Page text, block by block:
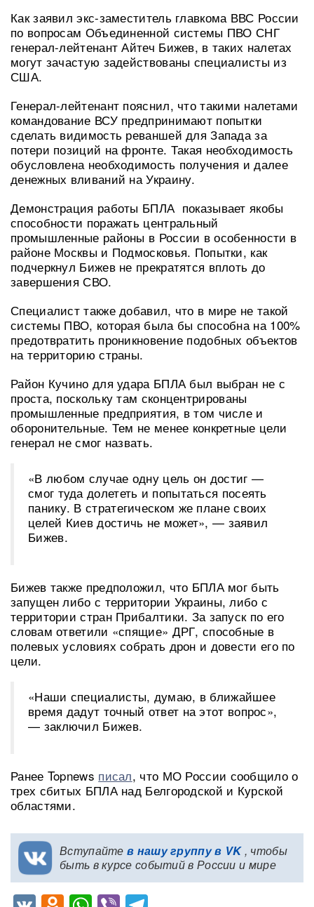
Как заявил экс-заместитель главкома ВВС России
по вопросам Объединенной системы ПВО СНГ
генерал-лейтенант Айтеч Бижев, в таких налетах
могут зачастую задействованы специалисты из
США.
Генерал-лейтенант пояснил, что такими налетами
командование ВСУ предпринимают попытки
сделать видимость реваншей для Запада за
потери позиций на фронте. Такая необходимость
обусловлена необходимость получения и далее
денежных вливаний на Украину.
Демонстрация работы БПЛА показывает якобы
способности поражать центральный
промышленные районы в России в особенности в
районе Москвы и Подмосковья. Попытки, как
подчеркнул Бижев не прекратятся вплоть до
завершения СВО.
Специалист также добавил, что в мире не такой
системы ПВО, которая была бы способна на 100%
предотвратить проникновение подобных объектов
на территорию страны.
Район Кучино для удара БПЛА был выбран не с
проста, поскольку там сконцентрированы
промышленные предприятия, в том числе и
оборонительные. Тем не менее конкретные цели
генерал не смог назвать.
«В любом случае одну цель он достиг —
смог туда долететь и попытаться посеять
панику. В стратегическом же плане своих
целей Киев достичь не может», — заявил
Бижев.
Бижев также предположил, что БПЛА мог быть
запущен либо с территории Украины, либо с
территории стран Прибалтики. За запуск по его
словам ответили «спящие» ДРГ, способные в
полевых условиях собрать дрон и довести его по
цели.
«Наши специалисты, думаю, в ближайшее
время дадут точный ответ на этот вопрос»,
— заключил Бижев.
Ранее Topnews писал, что МО России сообщило о
трех сбитых БПЛА над Белгородской и Курской
областями.
Вступайте в нашу группу в VK, чтобы
быть в курсе событий в России и мире